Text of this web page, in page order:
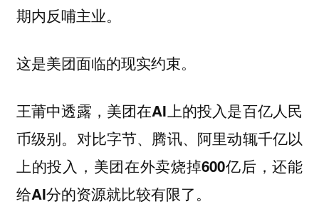
期内反哺主业。
这是美团面临的现实约束。
王莆中透露，美团在AI上的投入是百亿人民
币级别。对比字节、腾讯、阿里动辄千亿以
上的投入，美团在外卖烧掉600亿后，还能
给AI分的资源就比较有限了。